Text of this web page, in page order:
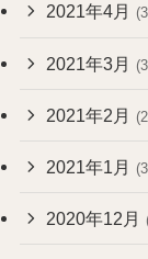
2021年4月
2021年3月
2021年2月
2021年1月
2020年12月